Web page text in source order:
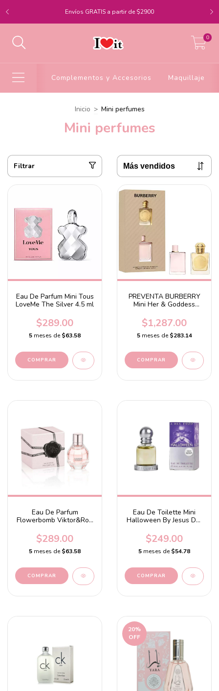
Envíos GRATIS a partir de $2900
0
Complementos y Accesorios Maquillaje
Inicio > Mini perfumes
Mini perfumes
Filtrar
Eau De Parfum Mini Tous
LoveMe The Silver 4.5 ml
$289.00
5 meses de$63.58
PREVENTA BURBERRY
Mini Her & Goddess
$1,287.00
5 meses de$283.14
Eau De Parfum
Flowerbomb Viktor&Rolf
$289.00
5 meses de$63.58
Eau De Toilette Mini
Halloween By Jesus Del
$249.00
5 meses de$54.78
20%
OFF